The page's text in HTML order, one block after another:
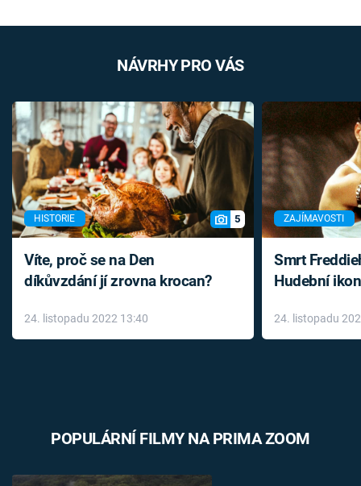
NÁVRHY PRO VÁS
HISTORIE 5
Víte, proč se na Den
díkůvzdání jí zrovna krocan?
24. listopadu 2022 13:40
ZAJÍMAVOSTI
Smrt
Hudební
léky
24. listopadu
POPULÁRNÍ FILMY NA PRIMA ZOOM